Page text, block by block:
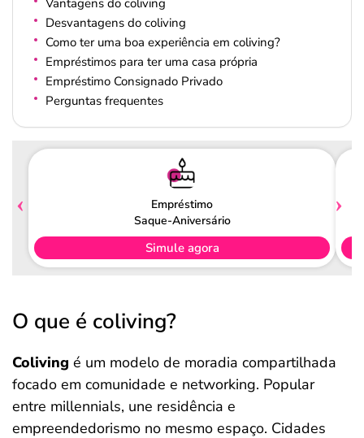
Vantagens do coliving
Desvantagens do coliving
Como ter uma boa experiência em coliving?
Empréstimos para ter uma casa própria
Empréstimo Consignado Privado
Perguntas frequentes
Empréstimo
Saque-Aniversário
Simule agora
O que é coliving?
Coliving é um modelo de moradia compartilhada
focado em comunidade e networking. Popular
entre millennials, une residência e
empreendedorismo no mesmo espaço. Cidades